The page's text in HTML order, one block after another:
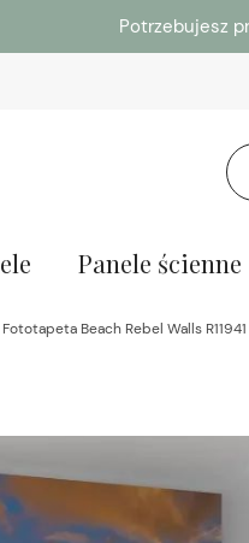
Potrzebujesz
Panele ścienne
Fototapeta Beach Rebel Walls R11941